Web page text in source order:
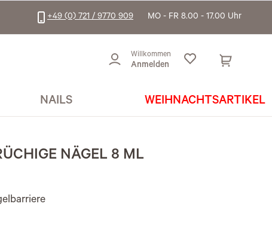
+49 (0) 721 / 9770 909 MO - FR 8.00 - 17.00 Uhr
Willkommen
Anmelden
NAILS WEIHNACHTSARTIKEL
NÄGEL 8 ML